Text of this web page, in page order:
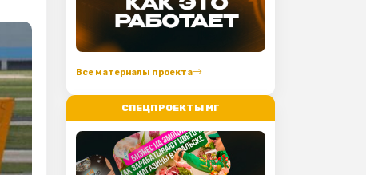
Все материалы проекта
СПЕЦПРОЕКТЫ МГ